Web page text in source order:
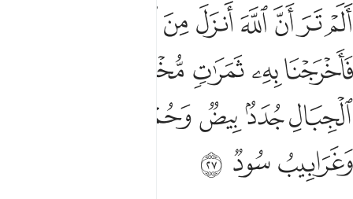
الم تر ان الله انزل من السماء ماء فاخرجنا به ثمرات مختلفا الوانها
أَلَمْ تَرَ أَنَّ ٱللَّهَ أَنزَلَ مِنَ ٱلسَّمَآءِ مَآءًۭ فَأَخْرَجْنَا بِهِۦ ثَمَرَٰتٍۢ
ﲍﲎﲏﲐﲑﲒﲓ
ﲕﲖﲗ ﲘ
ﲜﲝﲞﲟ
ﲢﲣ ﲤ